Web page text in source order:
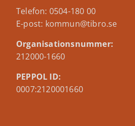
Telefon: 0504-180 00
E-post: kommun@tibro.se
Organisationsnummer:
212000-1660
PEPPOL ID:
0007:2120001660